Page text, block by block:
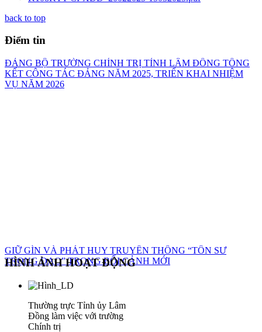
back to top
Điểm tin
ĐẢNG BỘ TRƯỜNG CHÍNH TRỊ TỈNH LÂM ĐỒNG TỔNG
KẾT CÔNG TÁC ĐẢNG NĂM 2025, TRIỂN KHAI NHIỆM
VỤ NĂM 2026
GIỮ GÌN VÀ PHÁT HUY TRUYỀN THỐNG “TÔN SƯ
TRỌNG ĐẠO” TRONG BỐI CẢNH MỚI
HÌNH ẢNH HOẠT ĐỘNG
Thường trực Tỉnh ủy Lâm
Đồng làm việc với trường
Chính trị